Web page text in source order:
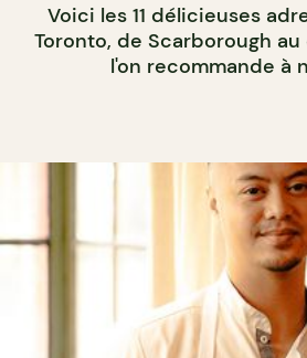
Voici les 11 délicieuses
Toronto, de Scarborough
l'on recommande à